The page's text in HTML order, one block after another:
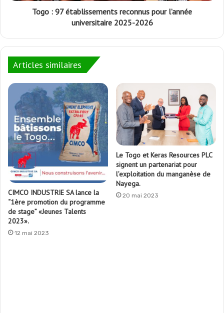
Togo : 97 établissements reconnus pour l’année
universitaire 2025-2026
Articles similaires
CIMCO INDUSTRIE SA lance la
“1ère promotion du programme
de stage” «Jeunes Talents
2023».
12 mai 2023
Le Togo et Keras Resources PLC
signent un partenariat pour
l’exploitation du manganèse de
Nayega.
20 mai 2023